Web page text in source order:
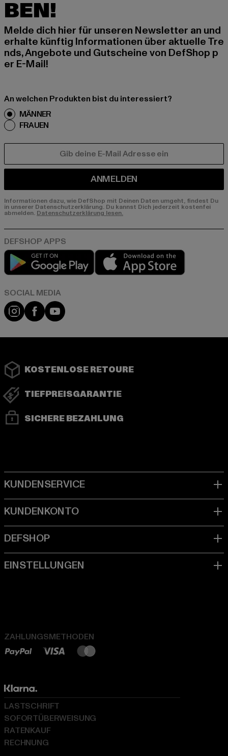
BEN!
Melde dich hier für unseren Newsletter an und
erhalte künftig Informationen über aktuelle Tre
nds, Angebote und Gutscheine von DefShop p
er E-Mail!
An welchen Produkten bist du interessiert?
MÄNNER
FRAUEN
ANMELDEN
Informationen dazu, wie DefShop mit Deinen Daten umgeht, findest Du
in unserer Datenschutzerklärung. Du kannst Dich jederzeit kostenfei
abmelden. Datenschutzerklärung lesen.
Play market
Instagram
FacebookYouTube
KOSTENLOSE RETOURE
TIEFPREISGARANTIE
SICHERE BEZAHLUNG
ZAHLUNGSMETHODEN
LASTSCHRIFT
SOFORTÜBERWEISUNG
RATENKAUF
RECHNUNG